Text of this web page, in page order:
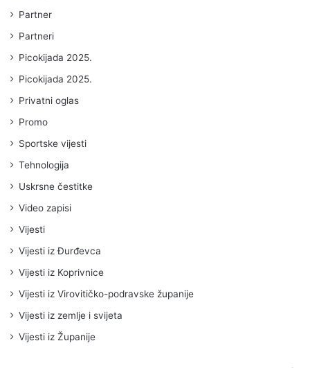
Partner
Partneri
Picokijada 2025.
Picokijada 2025.
Privatni oglas
Promo
Sportske vijesti
Tehnologija
Uskrsne čestitke
Video zapisi
Vijesti
Vijesti iz Đurđevca
Vijesti iz Koprivnice
Vijesti iz Virovitičko-podravske županije
Vijesti iz zemlje i svijeta
Vijesti iz Županije